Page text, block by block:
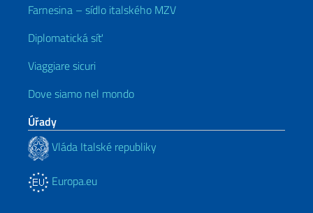
Farnesina – sídlo italského MZV
Diplomatická síť
Viaggiare sicuri
Dove siamo nel mondo
Úřady
Vláda Italské republiky
Europa.eu